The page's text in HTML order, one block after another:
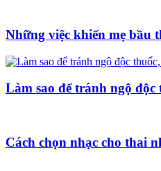
Những việc khiến mẹ bầu
Làm sao để tránh ngộ độc
Cách chọn nhạc cho thai